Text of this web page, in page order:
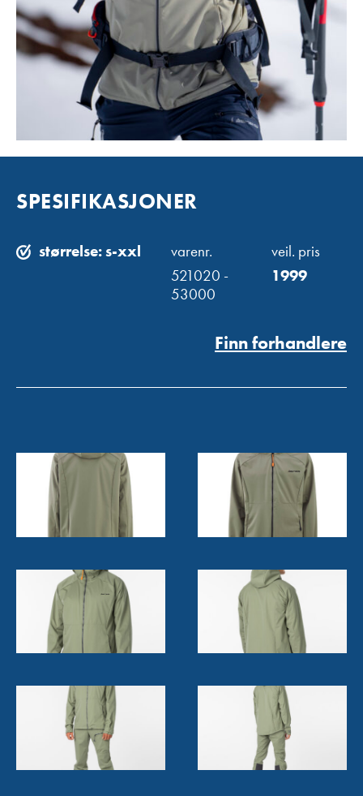
SPESIFIKASJONER
størrelse: s-xxl
varenr.
521020 -
53000
veil. pris
1999
Finn forhandlere